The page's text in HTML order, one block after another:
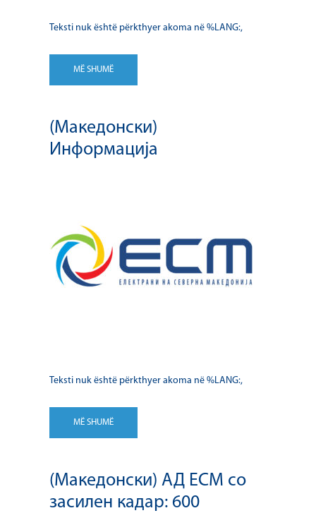
Teksti nuk është përkthyer akoma në %LANG:,
MË SHUMË
(Македонски)
Информација
Teksti nuk është përkthyer akoma në %LANG:,
MË SHUMË
(Македонски) АД ЕСМ со
засилен кадар: 600